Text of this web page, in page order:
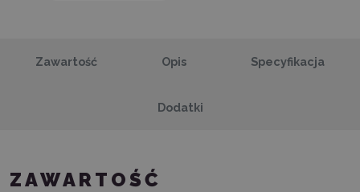
Zawartość Opis Specyfikacja
Dodatki
ZAWARTOŚĆ